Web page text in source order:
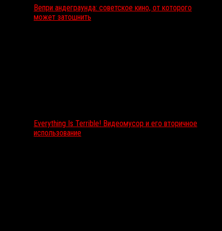
Вепри андеграунда: советское кино, от которого
может затошнить
Everything Is Terrible! Видеомусор и его вторичное
использование